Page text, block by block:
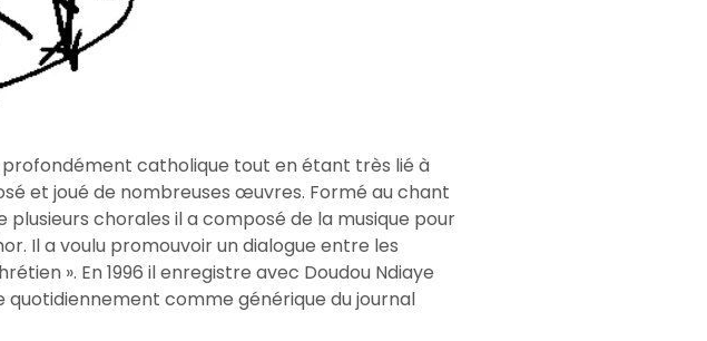
profondément catholique tout en étant très lié à
et joué de nombreuses œuvres. Formé au chant
chorales il a composé de la musique pour
Il a voulu promouvoir un dialogue entre les
». En 1996 il enregistre avec Doudou Ndiaye
quotidiennement comme générique du journal